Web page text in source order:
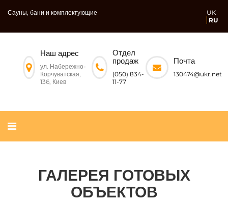
Сауны, бани и комплектующие
UK
RU
Наш адрес
ул. Набережно-
Корчуватская,
136, Киев
Отдел
продаж
(050) 834-
11-77
Почта
130474@ukr.net
ГАЛЕРЕЯ ГОТОВЫХ
ОБЪЕКТОВ